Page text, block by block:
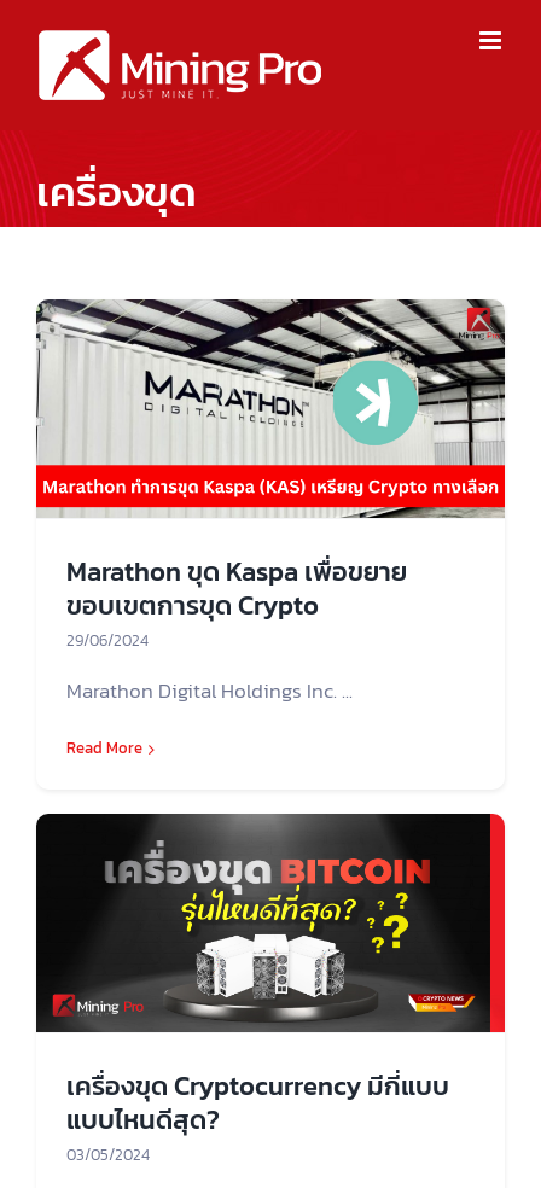
content
เครื่องขุด
Marathon ขุด Kaspa เพื่อขยาย
ขอบเขตการขุด Crypto
29/06/2024
Marathon Digital Holdings Inc. ...
Read More
เครื่องขุด Cryptocurrency มีกี่แบบ
แบบไหนดีสุด?
03/05/2024